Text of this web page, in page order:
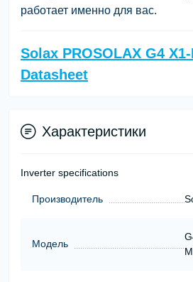
работает именно для вас.
Solax PROSOLAX G4
Datasheet
Характеристики
Inverter specifications
Производитель
Модель
M